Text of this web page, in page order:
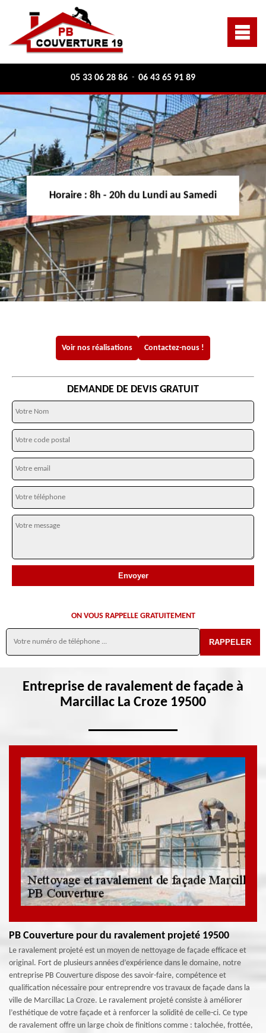
05 33 06 28 86 - 06 43 65 91 89
Horaire : 8h - 20h du Lundi au Samedi
Voir nos réalisations Contactez-nous !
DEMANDE DE DEVIS GRATUIT
ON VOUS RAPPELLE GRATUITEMENT
Entreprise de ravalement de façade à
Marcillac La Croze 19500
PB Couverture pour du ravalement projeté 19500
Le ravalement projeté est un moyen de nettoyage de façade efficace et
original. Fort de plusieurs années d’expérience dans le domaine, notre
entreprise PB Couverture dispose des savoir-faire, compétence et
qualification nécessaire pour entreprendre vos travaux de façade dans la
ville de Marcillac La Croze. Le ravalement projeté consiste à améliorer
l’esthétique de votre façade et à renforcer la solidité de celle-ci. Ce type
de ravalement offre un large choix de finitions comme : talochée, frottée,